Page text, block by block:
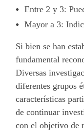
l
r
i
e
s
g
Entre 2 y 3:
Mayor a 3:
Si bien se han
fundamental
Diversas
diferentes grupos
características
de continuar
con el objetivo de